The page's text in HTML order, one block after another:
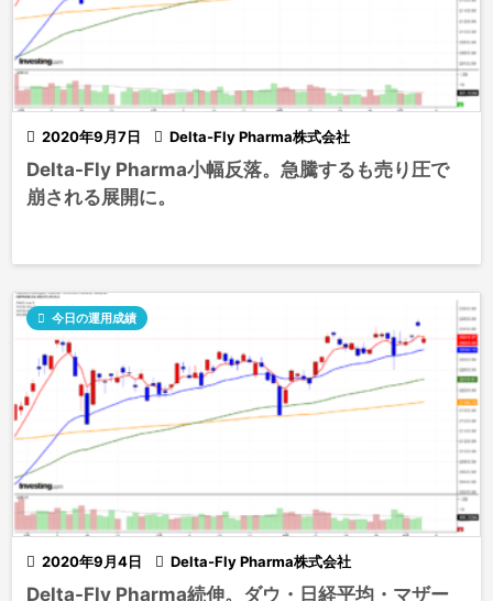
 2020年9月7日  Delta-Fly Pharma株式会社
Delta-Fly Pharma小幅反落。急騰するも売り圧で
崩される展開に。
 2020年9月4日
 今日の運用成績
 Delta-Fly Pharma株式会社
Delta-Fly Pharma続伸。ダウ・日経平均・マザー